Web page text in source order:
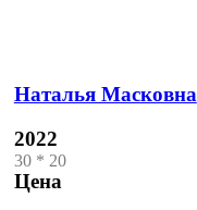
Наталья Масковна
2022
30 * 20
Цена